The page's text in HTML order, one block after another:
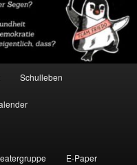
Schulleben
E-Paper